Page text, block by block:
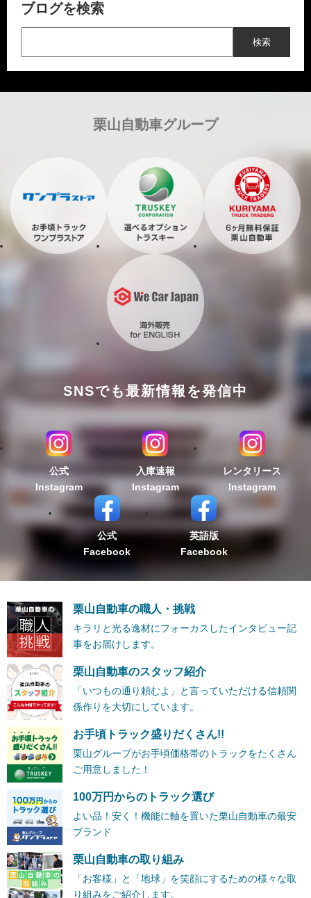
ブログを検索
栗山自動車グループ
SNSでも最新情報を発信中
公式
Instagram
入庫速報
Instagram
レンタリース
Instagram
公式
Facebook
英語版
Facebook
栗山自動車の職人・挑戦
キラリと光る逸材にフォーカスしたインタビュー記
事をお届けします。
栗山自動車のスタッフ紹介
「いつもの通り頼むよ」と言っていただける信頼関
係作りを大切にしています。
お手頃トラック盛りだくさん!!
栗山グループがお手頃価格帯のトラックをたくさん
ご用意しました！
100万円からのトラック選び
よい品！安く！機能に軸を置いた栗山自動車の最安
ブランド
栗山自動車の取り組み
「お客様」と「地球」を笑顔にするための様々な取
り組みをご紹介します。